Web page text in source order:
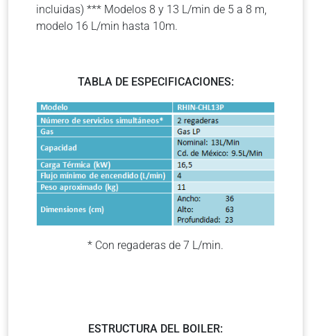
incluidas) *** Modelos 8 y 13 L/min de 5 a 8 m,
modelo 16 L/min hasta 10m.
TABLA DE ESPECIFICACIONES:
* Con regaderas de 7 L/min.
ESTRUCTURA DEL BOILER: